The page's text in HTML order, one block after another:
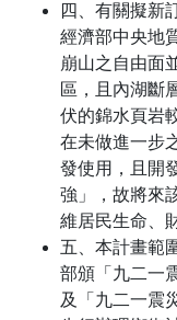
四、有關擬新
經濟部中央地
崩山之自由面
區，且內湖斷
伏的錦水頁岩
在未做進一步
發使用，且開
強」，故將來
維居民生命、
五、本計畫範
部頒「九二一
及「九二一震